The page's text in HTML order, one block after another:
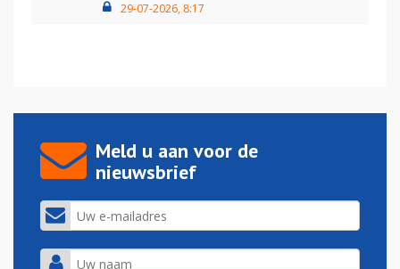
29-07-2026, 8:17
Meld u aan voor de
nieuwsbrief